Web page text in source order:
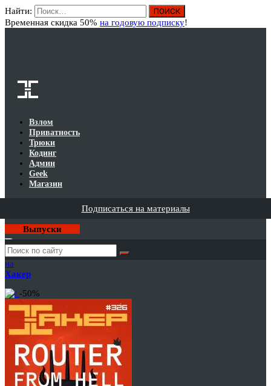
Найти:
Временная скидка 50% на годовую подписку!
Взлом
Приватность
Трюки
Кодинг
Админ
Geek
Магазин
Подписаться на материалы
Выпуски
Годовая
подписка
на
Хакер
-50%